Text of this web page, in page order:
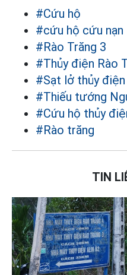
#Cứu hộ
#cứu hộ cứu nạn
#Rào Trăng 3
#Thủy điện Rào
#Sạt lở thủy điện
#Thiếu tướng
#Cứu hộ thủy
#Rào trăng
TIN